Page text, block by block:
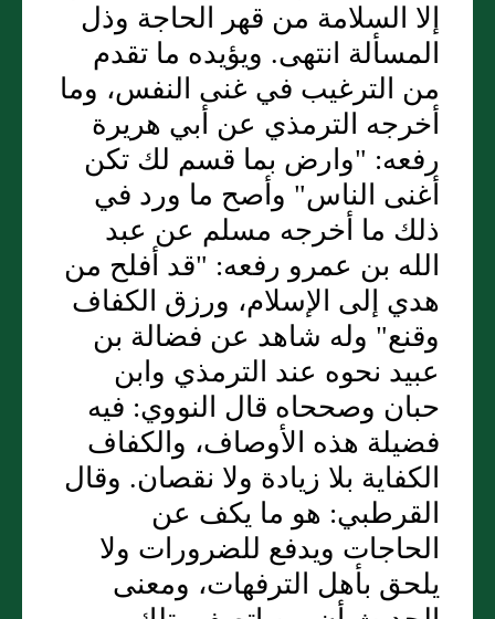
إلا السلامة من قهر الحاجة وذل
المسألة انتهى. ويؤيده ما تقدم
من الترغيب في غنى النفس، وما
أخرجه الترمذي عن أبي هريرة
رفعه: "وارض بما قسم لك تكن
أغنى الناس" وأصح ما ورد في
ذلك ما أخرجه مسلم عن عبد
الله بن عمرو رفعه: "قد أفلح من
هدي إلى الإسلام، ورزق الكفاف
وقنع" وله شاهد عن فضالة بن
عبيد نحوه عند الترمذي وابن
حبان وصححاه قال النووي: فيه
فضيلة هذه الأوصاف، والكفاف
الكفاية بلا زيادة ولا نقصان. وقال
القرطبي: هو ما يكف عن
الحاجات ويدفع للضرورات ولا
يلحق بأهل الترفهات، ومعنى